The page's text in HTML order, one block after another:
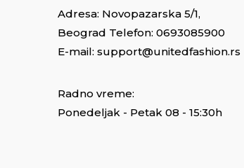
Adresa: Novopazarska 5/1,
Beograd Telefon: 0693085900
E-mail: support@unitedfashion.rs
Radno vreme:
Ponedeljak - Petak 08 - 15:30h